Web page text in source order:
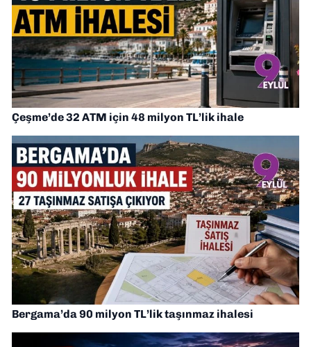
Çeşme’de 32 ATM için 48 milyon TL’lik ihale
Bergama’da 90 milyon TL’lik taşınmaz ihalesi